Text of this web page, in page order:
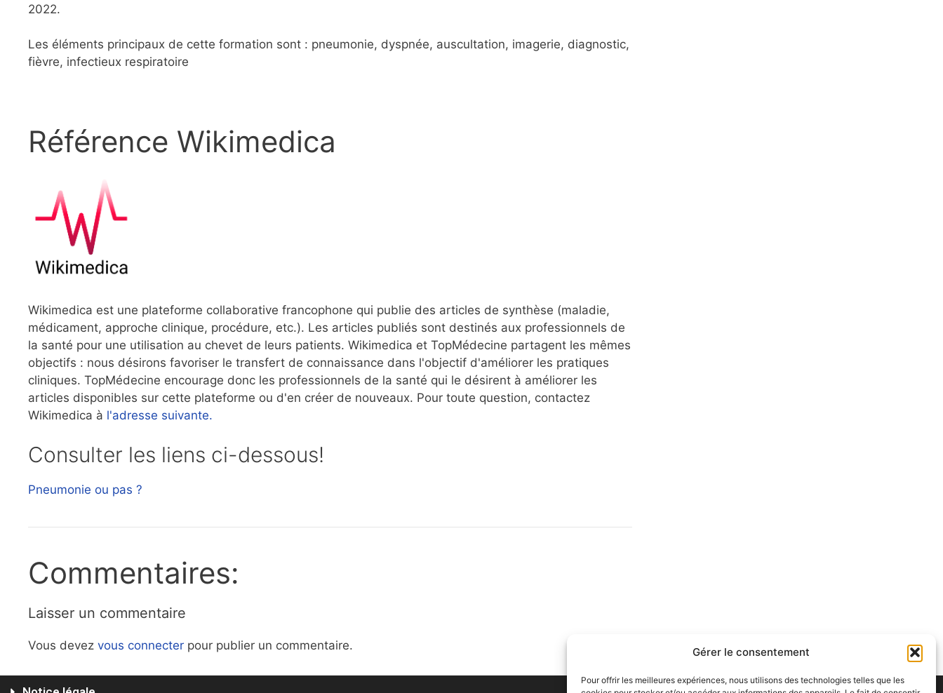
Gérer le consentement
Pour offrir les meilleures expériences, nous utilisons des technologies telles que les
2022.
Les éléments principaux de cette formation sont : pneumonie, dyspnée, auscultation, imagerie, diagnostic,
fièvre, infectieux respiratoire
Référence Wikimedica
Wikimedica est une plateforme collaborative francophone qui publie des articles de synthèse (maladie,
médicament, approche clinique, procédure, etc.). Les articles publiés sont destinés aux professionnels de
la santé pour une utilisation au chevet de leurs patients. Wikimedica et TopMédecine partagent les mêmes
objectifs : nous désirons favoriser le transfert de connaissance dans l'objectif d'améliorer les pratiques
cliniques. TopMédecine encourage donc les professionnels de la santé qui le désirent à améliorer les
articles disponibles sur cette plateforme ou d'en créer de nouveaux. Pour toute question, contactez
Wikimedica à l'adresse suivante.
Consulter les liens ci-dessous!
Pneumonie ou pas ?
Commentaires:
Laisser un commentaire
Vous devez vous connecter pour publier un commentaire.